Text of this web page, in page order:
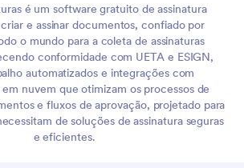
é um software gratuito de assinatura
e assinar documentos, confiado por
o mundo para a coleta de assinaturas
conformidade com UETA e ESIGN,
automatizados e integrações com
nuvem que otimizam os processos de
e fluxos de aprovação, projetado para
de soluções de assinatura seguras
e eficientes.